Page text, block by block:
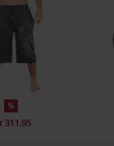
%
311.95